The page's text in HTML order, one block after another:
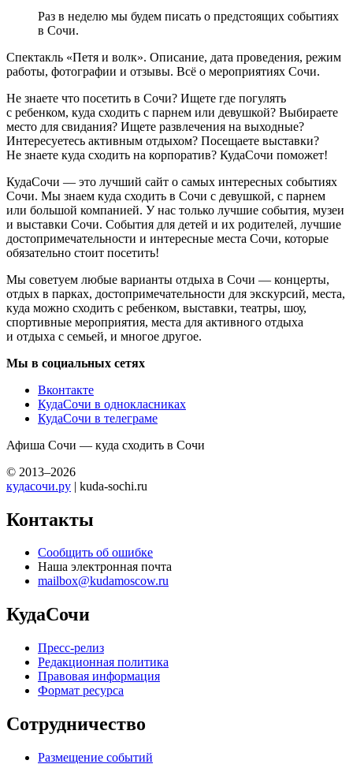
Раз в неделю мы будем писать о предстоящих событиях
в Сочи.
Спектакль «Петя и волк». Описание, дата проведения, режим
работы, фотографии и отзывы. Всё о мероприятиях Сочи.
Не знаете что посетить в Сочи? Ищете где погулять
с ребенком, куда сходить с парнем или девушкой? Выбираете
место для свидания? Ищете развлечения на выходные?
Интересуетесь активным отдыхом? Посещаете выставки?
Не знаете куда сходить на корпоратив? КудаСочи поможет!
КудаСочи — это лучший сайт о самых интересных событиях
Сочи. Мы знаем куда сходить в Сочи с девушкой, с парнем
или большой компанией. У нас только лучшие события, музеи
и выставки Сочи. События для детей и их родителей, лучшие
достопримечательности и интересные места Сочи, которые
обязательно стоит посетить!
Мы советуем любые варианты отдыха в Сочи — концерты,
отдых в парках, достопримечательности для экскурсий, места,
куда можно сходить с ребенком, выставки, театры, шоу,
спортивные мероприятия, места для активного отдыха
и отдыха с семьей, и многое другое.
Мы в социальных сетях
Вконтакте
КудаСочи в однокласниках
КудаСочи в телеграме
Афиша Сочи — куда сходить в Сочи
© 2013–2026
кудасочи.ру | kuda-sochi.ru
Контакты
Сообщить об ошибке
Наша электронная почта
mailbox@kudamoscow.ru
КудаСочи
Пресс-релиз
Редакционная политика
Правовая информация
Формат ресурса
Сотрудничество
Размещение событий